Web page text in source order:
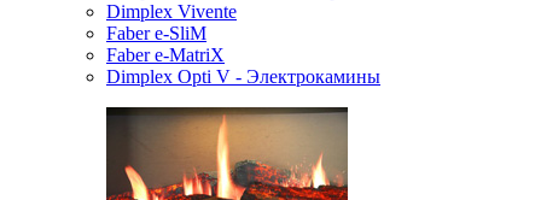
Dimplex Vivente
Faber e-SliM
Faber e-MatriX
Dimplex Opti V - Электрокамины